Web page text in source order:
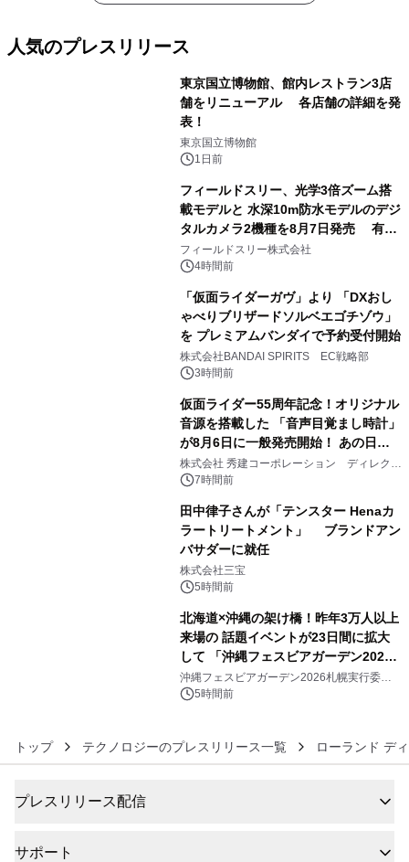
人気のプレスリリース
東京国立博物館、館内レストラン3店
舗をリニューアル 各店舗の詳細を発
表！
東京国立博物館
1日前
フィールドスリー、光学3倍ズーム搭
載モデルと 水深10m防水モデルのデジ
タルカメラ2機種を8月7日発売 有効
約1300万画素、用途別に選べるコンデ
ジ新登場
フィールドスリー株式会社
4時間前
「仮面ライダーガヴ」より 「DXおし
ゃべりブリザードソルベエゴチゾウ」
を プレミアムバンダイで予約受付開始
株式会社BANDAI SPIRITS EC戦略部
3時間前
仮面ライダー55周年記念！オリジナル
音源を搭載した 「音声目覚まし時計」
が8月6日に一般発売開始！ あの日の
大興奮が今甦る
株式会社 秀建コーポレーション ディレクト
アートギャラリー
7時間前
田中律子さんが「テンスター Henaカ
ラートリートメント」 ブランドアン
バサダーに就任
株式会社三宝
5時間前
北海道×沖縄の架け橋！昨年3万人以上
来場の 話題イベントが23日間に拡大
して 「沖縄フェスビアガーデン2026
in札幌」8/15(土)開幕！ ～初日は先着
100杯のオリオン生ビール無料配布＆
沖縄フェスビアガーデン2026札幌実行委員
会 5時間前
トップ テクノロジーのプレスリリース一覧 ローランド デ
プレスリリース配信
サポート